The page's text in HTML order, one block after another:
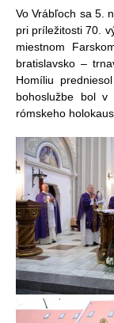
Vo Vrábľoch sa 5.
pri príležitosti 70.
miestnom
bratislavsko –
Homíliu
bohoslužbe bol v
rómskeho